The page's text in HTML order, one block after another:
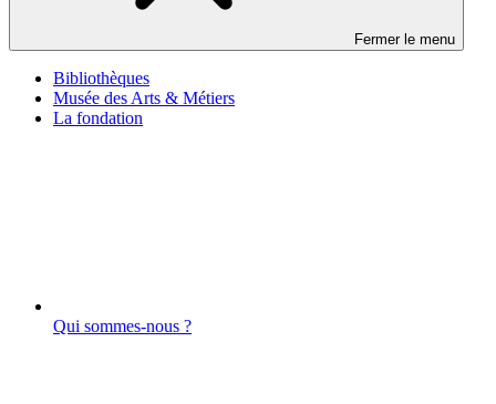
Fermer le menu
Bibliothèques
Musée des Arts & Métiers
La fondation
Qui sommes-nous ?